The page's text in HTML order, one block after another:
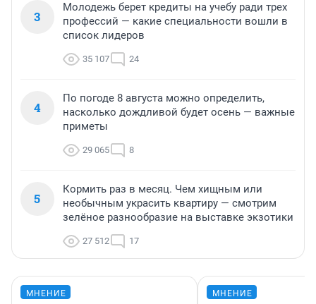
3
Молодежь берет кредиты на учебу ради трех
профессий — какие специальности вошли в
список лидеров
35 107 24
4
По погоде 8 августа можно определить,
насколько дождливой будет осень — важные
приметы
29 065 8
5
Кормить раз в месяц. Чем хищным или
необычным украсить квартиру — смотрим
зелёное разнообразие на выставке экзотики
27 512 17
МНЕНИЕ МНЕНИЕ